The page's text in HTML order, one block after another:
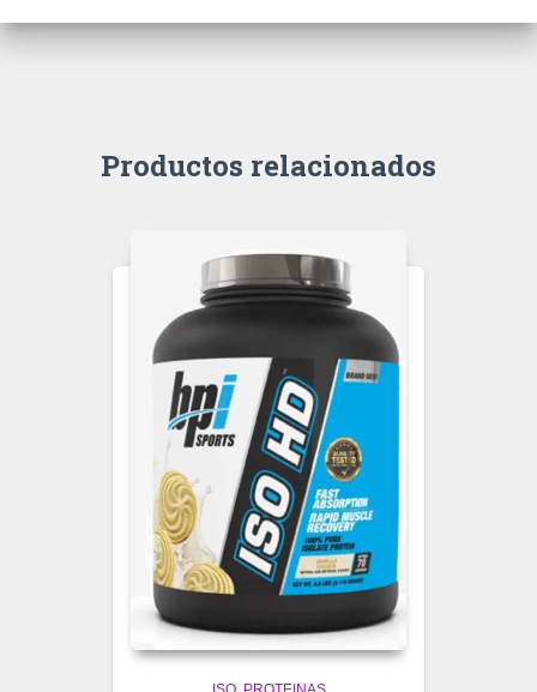
Productos relacionados